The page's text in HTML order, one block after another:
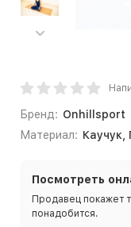
Бренд: Onhillsport
Материал: Каучук,
Посмотреть
Продавец покажет
понадобится.